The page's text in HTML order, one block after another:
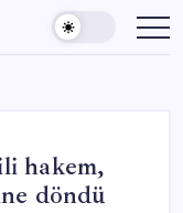
hakem,
döndü